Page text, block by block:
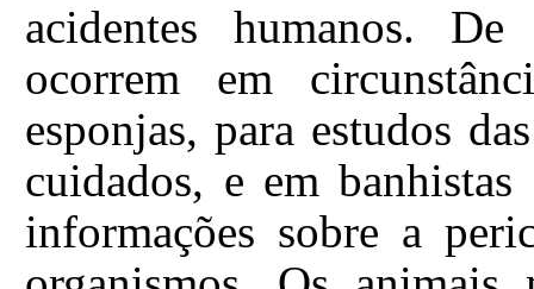
acidentes humanos.
ocorrem em
esponjas, para estudos
cuidados, e em
informações sobre a